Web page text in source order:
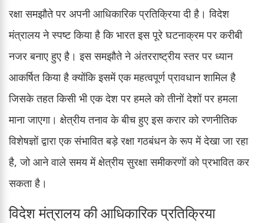
रक्षा समझौते पर अपनी आधिकारिक प्रतिक्रिया दी है। विदेश
मंत्रालय ने स्पष्ट किया है कि भारत इस पूरे घटनाक्रम पर करीबी
नजर बनाए हुए है। इस समझौते ने अंतरराष्ट्रीय स्तर पर ध्यान
आकर्षित किया है क्योंकि इसमें एक महत्वपूर्ण प्रावधान शामिल है
जिसके तहत किसी भी एक देश पर हमले को तीनों देशों पर हमला
माना जाएगा। क्षेत्रीय तनाव के बीच हुए इस करार को रणनीतिक
विशेषज्ञों द्वारा एक संभावित बड़े रक्षा गठबंधन के रूप में देखा जा रहा
है, जो आने वाले समय में क्षेत्रीय सुरक्षा समीकरणों को प्रभावित कर
सकता है।
विदेश मंत्रालय की आधिकारिक प्रतिक्रिया